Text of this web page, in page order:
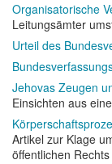
Organisatorische
Leitungsämter
Urteil des
Jehovas Zeugen
Einsichten aus
Artikel zur Klage
öffentlichen Rechts